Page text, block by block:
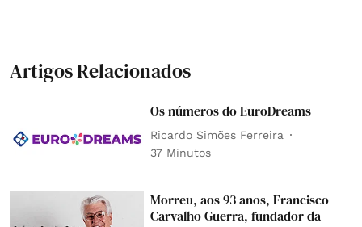
Artigos Relacionados
Os números do EuroDreams
Ricardo Simões Ferreira
37 Minutos
Morreu, aos 93 anos, Francisco
Carvalho Guerra, fundador da